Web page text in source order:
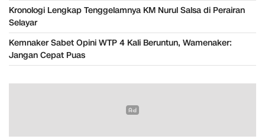
Kronologi Lengkap Tenggelamnya KM Nurul Salsa di Perairan
Selayar
Kemnaker Sabet Opini WTP 4 Kali Beruntun, Wamenaker:
Jangan Cepat Puas